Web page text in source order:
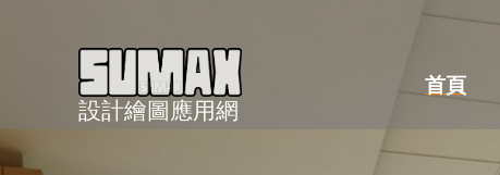
設計繪圖應用網
首頁